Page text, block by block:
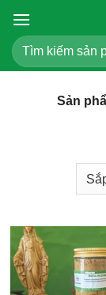
đến
nội
dung
Tìm
kiếm:
Sản